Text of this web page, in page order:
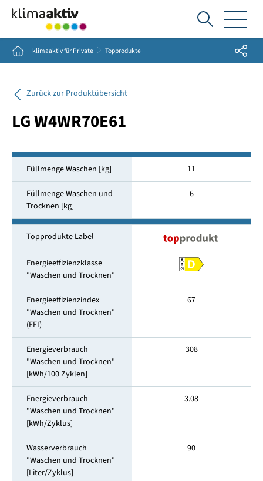
Ich
suche...
Home klimaaktiv für Private Topprodukte Share
Zurück zur Produktübersicht
LG W4WR70E61
Füllmenge Waschen [kg] 11
Füllmenge Waschen und
Trocknen [kg]
6
Topprodukte Label
Energieeffizienzklasse
"Waschen und Trocknen"
Energieeffizienzindex
"Waschen und Trocknen"
(EEI)
67
Energieverbrauch
"Waschen und Trocknen"
[kWh/100 Zyklen]
308
Energieverbrauch
"Waschen und Trocknen"
[kWh/Zyklus]
3.08
Wasserverbrauch
"Waschen und Trocknen"
[Liter/Zyklus]
90